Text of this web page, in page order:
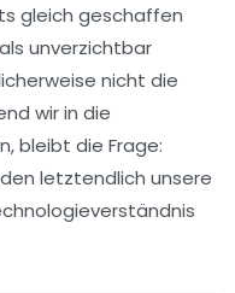
gleich geschaffen
unverzichtbar
nicht die
wir in die
bleibt die Frage:
letztendlich unsere